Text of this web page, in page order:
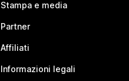
Stampa e media
Partner
Affiliati
Informazioni legali